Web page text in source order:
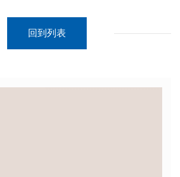
回到列表